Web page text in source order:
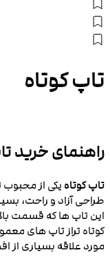
تاپ کوتاه
راهنمای خرید
تاپ کوتاه یکی از
طراحی آزاد و راحت،
این تاپ‌ ها که قسمت
کوتاه‌ تراز تاپ‌ های
مورد علاقه بسیاری از